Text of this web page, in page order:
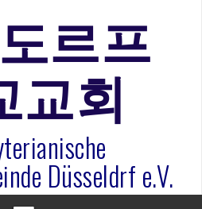
-우선화 권사
히 머물기(요한복음 15:1-17) 손
훈목사
르프
교회
Düsseldrf e.V.